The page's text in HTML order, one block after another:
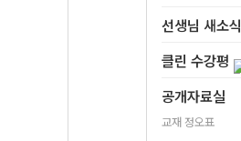
선생님 새소식
클린 수강평
공개자료실
교재 정오표